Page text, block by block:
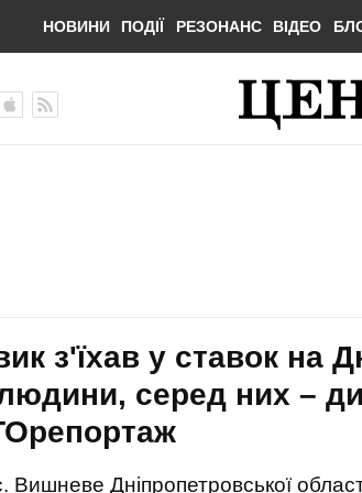
НОВИНИ ПОДІЇ РЕЗОНАНС ВІДЕО
з'їхав у ставок на
серед них –
Вишневе Дніпропетровської